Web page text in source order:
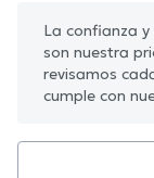
La confianza
son nuestra
revisamos
cumple con